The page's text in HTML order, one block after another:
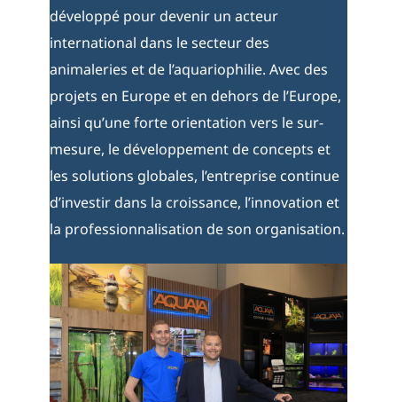
développé pour devenir un acteur
international dans le secteur des
animaleries et de l’aquariophilie. Avec des
projets en Europe et en dehors de l’Europe,
ainsi qu’une forte orientation vers le sur-
mesure, le développement de concepts et
les solutions globales, l’entreprise continue
d’investir dans la croissance, l’innovation et
la professionnalisation de son organisation.